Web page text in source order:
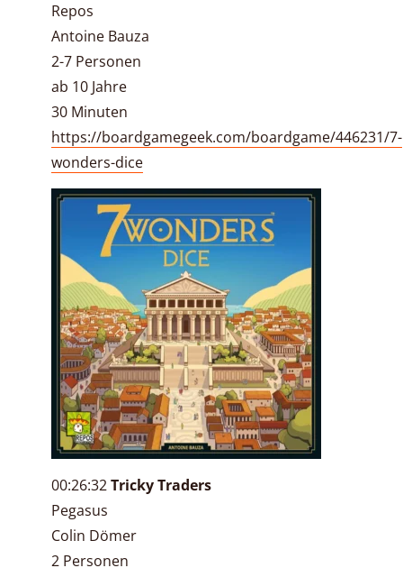
Repos
Antoine Bauza
2-7 Personen
ab 10 Jahre
30 Minuten
https://boardgamegeek.com/boardgame/446231/7-
wonders-dice
00:26:32Tricky Traders
Pegasus
Colin Dömer
2 Personen